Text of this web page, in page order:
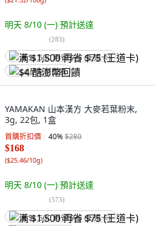
明天 8/10 (一) 預計送達
(283)
满 $1,500 再省 $75 (王道卡)
$4 酷澎幣回饋
YAMAKAN 山本漢方 大麥若葉粉末,
3g, 22包, 1盒
首購折扣價 40%$280
$168
($25.46/10g)
明天 8/10 (一) 預計送達
(573)
满 $1,500 再省 $75 (王道卡)